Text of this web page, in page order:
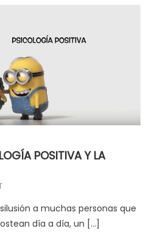
POSITIVA Y LA
a muchas personas que
día a día, un […]